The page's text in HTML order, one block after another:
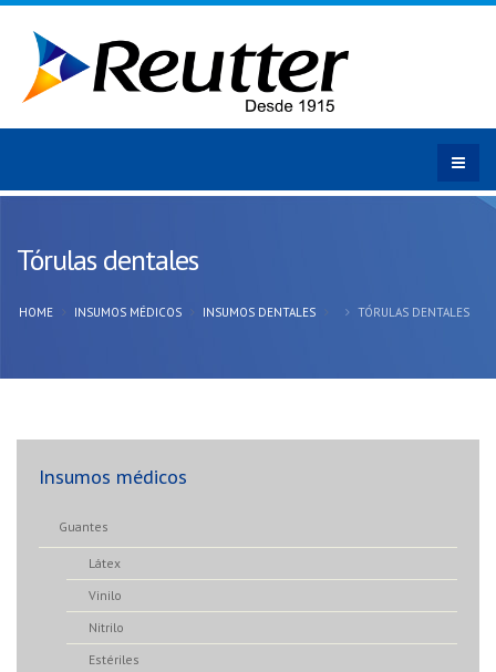
Tórulas dentales
HOME INSUMOS MÉDICOS INSUMOS DENTALES TÓRULAS DENTALES
Insumos médicos
Guantes
Látex
Vinilo
Nitrilo
Estériles